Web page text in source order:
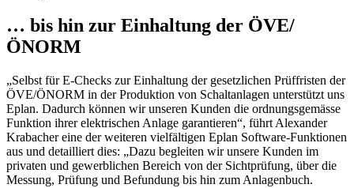
… bis hin zur Einhaltung der ÖVE/
ÖNORM
„Selbst für E-Checks zur Einhaltung der gesetzlichen Prüffristen der
ÖVE/ÖNORM in der Produktion von Schaltanlagen unterstützt uns
Eplan. Dadurch können wir unseren Kunden die ordnungsgemässe
Funktion ihrer elektrischen Anlage garantieren“, führt Alexander
Krabacher eine der weiteren vielfältigen Eplan Software-Funktionen
aus und detailliert dies: „Dazu begleiten wir unsere Kunden im
privaten und gewerblichen Bereich von der Sichtprüfung, über die
Messung, Prüfung und Befundung bis hin zum Anlagenbuch.